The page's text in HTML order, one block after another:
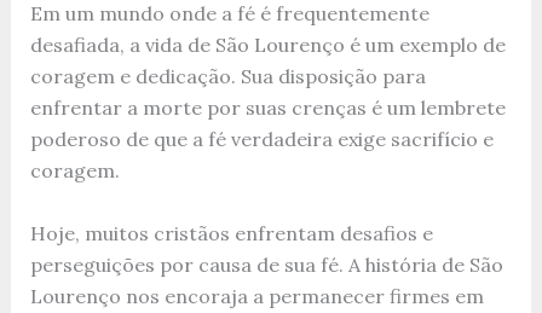
Em um mundo onde a fé é frequentemente
desafiada, a vida de São Lourenço é um exemplo de
coragem e dedicação. Sua disposição para
enfrentar a morte por suas crenças é um lembrete
poderoso de que a fé verdadeira exige sacrifício e
coragem.
Hoje, muitos cristãos enfrentam desafios e
perseguições por causa de sua fé. A história de São
Lourenço nos encoraja a permanecer firmes em